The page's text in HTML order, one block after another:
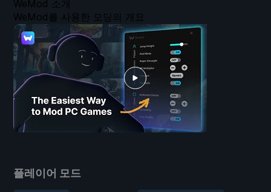
플레이어 모드
WeMod 소개
WeMod를 사용한 모딩의 개요